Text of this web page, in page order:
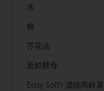
水
糖
芥花油
新鮮酵母
Easy Soft'r 濃縮馬鈴薯